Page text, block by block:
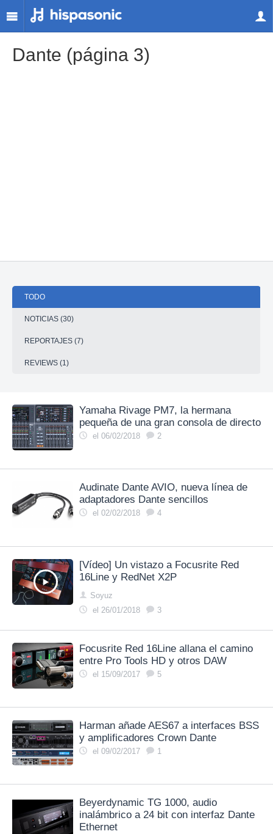
Dante (página 3)
TODO
NOTICIAS (30)
REPORTAJES (7)
REVIEWS (1)
Yamaha Rivage PM7, la hermana
pequeña de una gran consola de directo
el 06/02/2018 2
Audinate Dante AVIO, nueva línea de
adaptadores Dante sencillos
el 02/02/2018 4
[Vídeo] Un vistazo a Focusrite Red
16Line y RedNet X2P
Soyuz
el 26/01/2018
3
Focusrite Red 16Line allana el camino
entre Pro Tools HD y otros DAW
el 15/09/2017 5
Harman añade AES67 a interfaces BSS
y amplificadores Crown Dante
el 09/02/2017 1
Beyerdynamic TG 1000, audio
inalámbrico a 24 bit con interfaz Dante
Ethernet